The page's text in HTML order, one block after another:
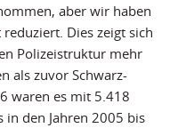
aber wir haben
Dies zeigt sich
Polizeistruktur mehr
als zuvor Schwarz-
waren es mit 5.418
den Jahren 2005 bis